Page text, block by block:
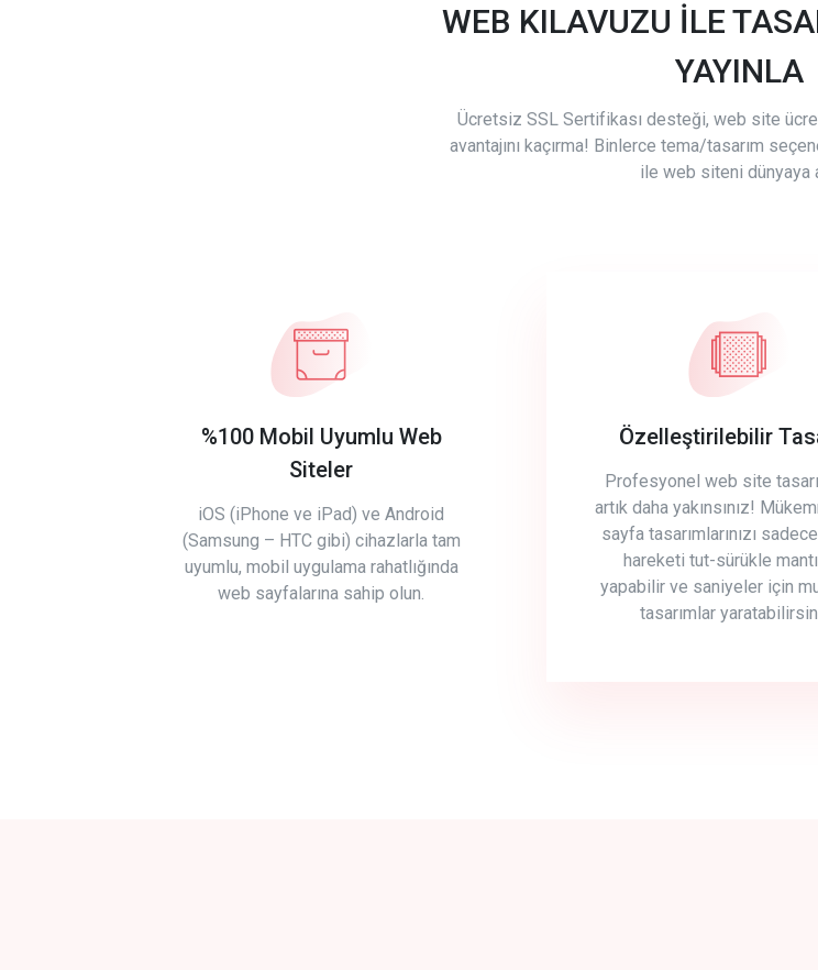
WEB KILAVUZU İLE
YAYINLA
Ücretsiz SSL Sertifikası desteği, web site
avantajını kaçırma! Binlerce tema/tasarım
ile web siteni dünyaya
%100 Mobil Uyumlu Web
Siteler
iOS (iPhone ve iPad) ve Android
(Samsung – HTC gibi) cihazlarla tam
uyumlu, mobil uygulama rahatlığında
web sayfalarına sahip olun.
Özelleştirilebilir
Profesyonel web site
artık daha yakınsınız!
sayfa tasarımlarınızı
hareketi tut-sürükle
yapabilir ve saniyeler için
tasarımlar